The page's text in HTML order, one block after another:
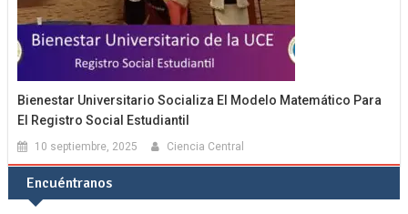
Bienestar Universitario Socializa El Modelo Matemático Para
El Registro Social Estudiantil
10 septiembre, 2025 Ciencia Central
Encuéntranos